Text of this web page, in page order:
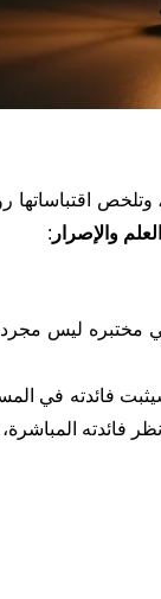
اقتباساتها
والإصرار :
مختبره ليس
فائدته في
فائدته